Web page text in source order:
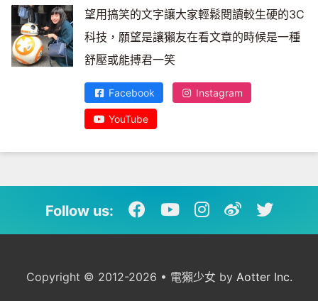
望用搞笑的文字讓大家輕鬆閱讀較生硬的3C
科技，願望是讓獺友在看文章的時候是一種
舒壓或能搏君一笑
Facebook Instagram
YouTube
Follow us:
Copyright © 2012-2026 • 電獺少女 by Aotter Inc.